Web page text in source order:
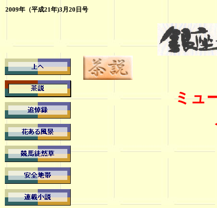
2009年（平成21年)3月20日号
ミュ